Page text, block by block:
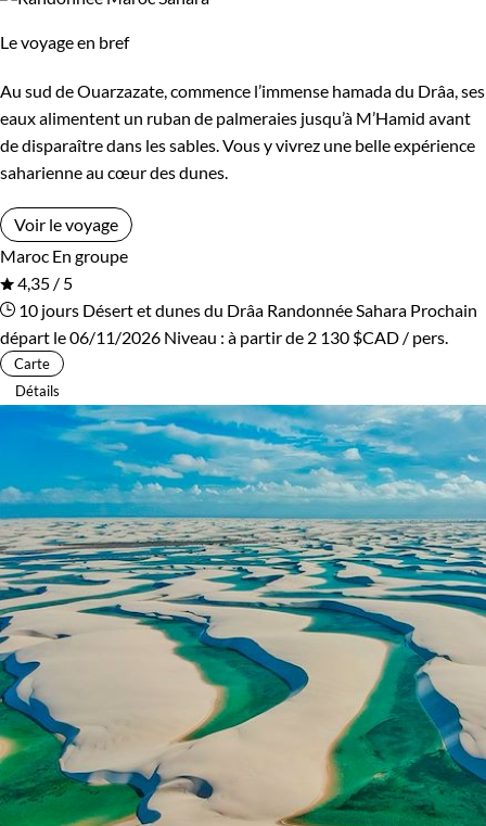
Le voyage en bref
Au sud de Ouarzazate, commence l’immense hamada du Drâa, ses
eaux alimentent un ruban de palmeraies jusqu’à M’Hamid avant
de disparaître dans les sables. Vous y vivrez une belle expérience
saharienne au cœur des dunes.
Voir le voyage
Maroc En groupe
4,35 / 5
10 jours Désert et dunes du Drâa Randonnée Sahara Prochain
départ le 06/11/2026 Niveau : à partir de 2 130 $CAD / pers.
Carte
Détails